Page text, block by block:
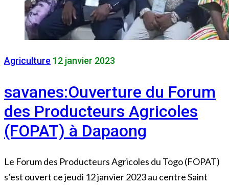
Agriculture 12 janvier 2023
savanes:Ouverture du Forum
des Producteurs Agricoles
(FOPAT) à Dapaong
Le Forum des Producteurs Agricoles du Togo (FOPAT)
s’est ouvert ce jeudi 12 janvier 2023 au centre Saint